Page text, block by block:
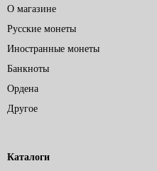
О магазине
Русские монеты
Иностранные монеты
Банкноты
Ордена
Другое
Каталоги